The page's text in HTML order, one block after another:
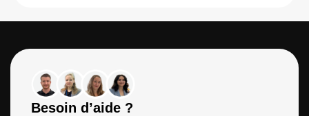
Besoin d’aide ?